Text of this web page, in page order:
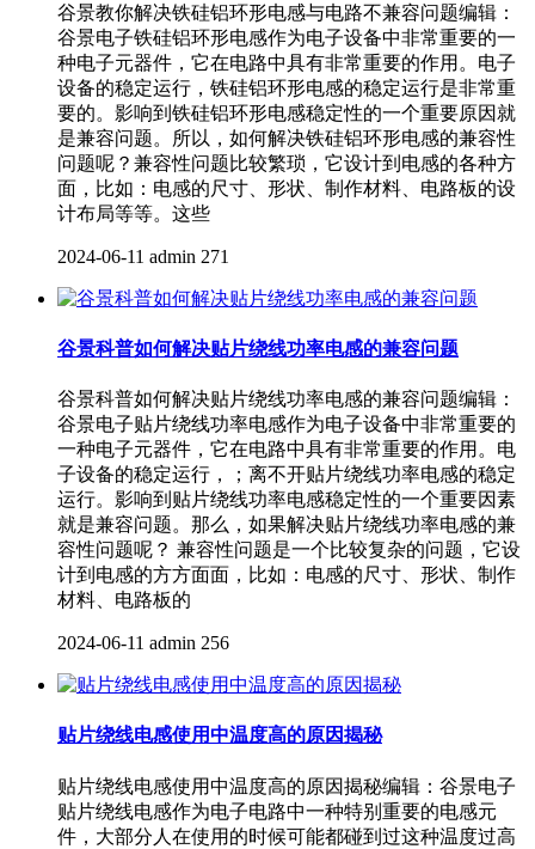
谷景教你解决铁硅铝环形电感与电路不兼容问题编辑：
谷景电子铁硅铝环形电感作为电子设备中非常重要的一
种电子元器件，它在电路中具有非常重要的作用。电子
设备的稳定运行，铁硅铝环形电感的稳定运行是非常重
要的。影响到铁硅铝环形电感稳定性的一个重要原因就
是兼容问题。所以，如何解决铁硅铝环形电感的兼容性
问题呢？兼容性问题比较繁琐，它设计到电感的各种方
面，比如：电感的尺寸、形状、制作材料、电路板的设
计布局等等。这些
2024-06-11 admin 271
谷景科普如何解决贴片绕线功率电感的兼容问题
谷景科普如何解决贴片绕线功率电感的兼容问题编辑：
谷景电子贴片绕线功率电感作为电子设备中非常重要的
一种电子元器件，它在电路中具有非常重要的作用。电
子设备的稳定运行，；离不开贴片绕线功率电感的稳定
运行。影响到贴片绕线功率电感稳定性的一个重要因素
就是兼容问题。那么，如果解决贴片绕线功率电感的兼
容性问题呢？ 兼容性问题是一个比较复杂的问题，它设
计到电感的方方面面，比如：电感的尺寸、形状、制作
材料、电路板的
2024-06-11 admin 256
贴片绕线电感使用中温度高的原因揭秘
贴片绕线电感使用中温度高的原因揭秘编辑：谷景电子
贴片绕线电感作为电子电路中一种特别重要的电感元
件，大部分人在使用的时候可能都碰到过这种温度过高